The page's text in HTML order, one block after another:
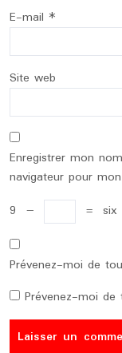
E-mail *
Site web
Enregistrer mon
navigateur pour
9 − = six
Prévenez-moi de
Prévenez-moi